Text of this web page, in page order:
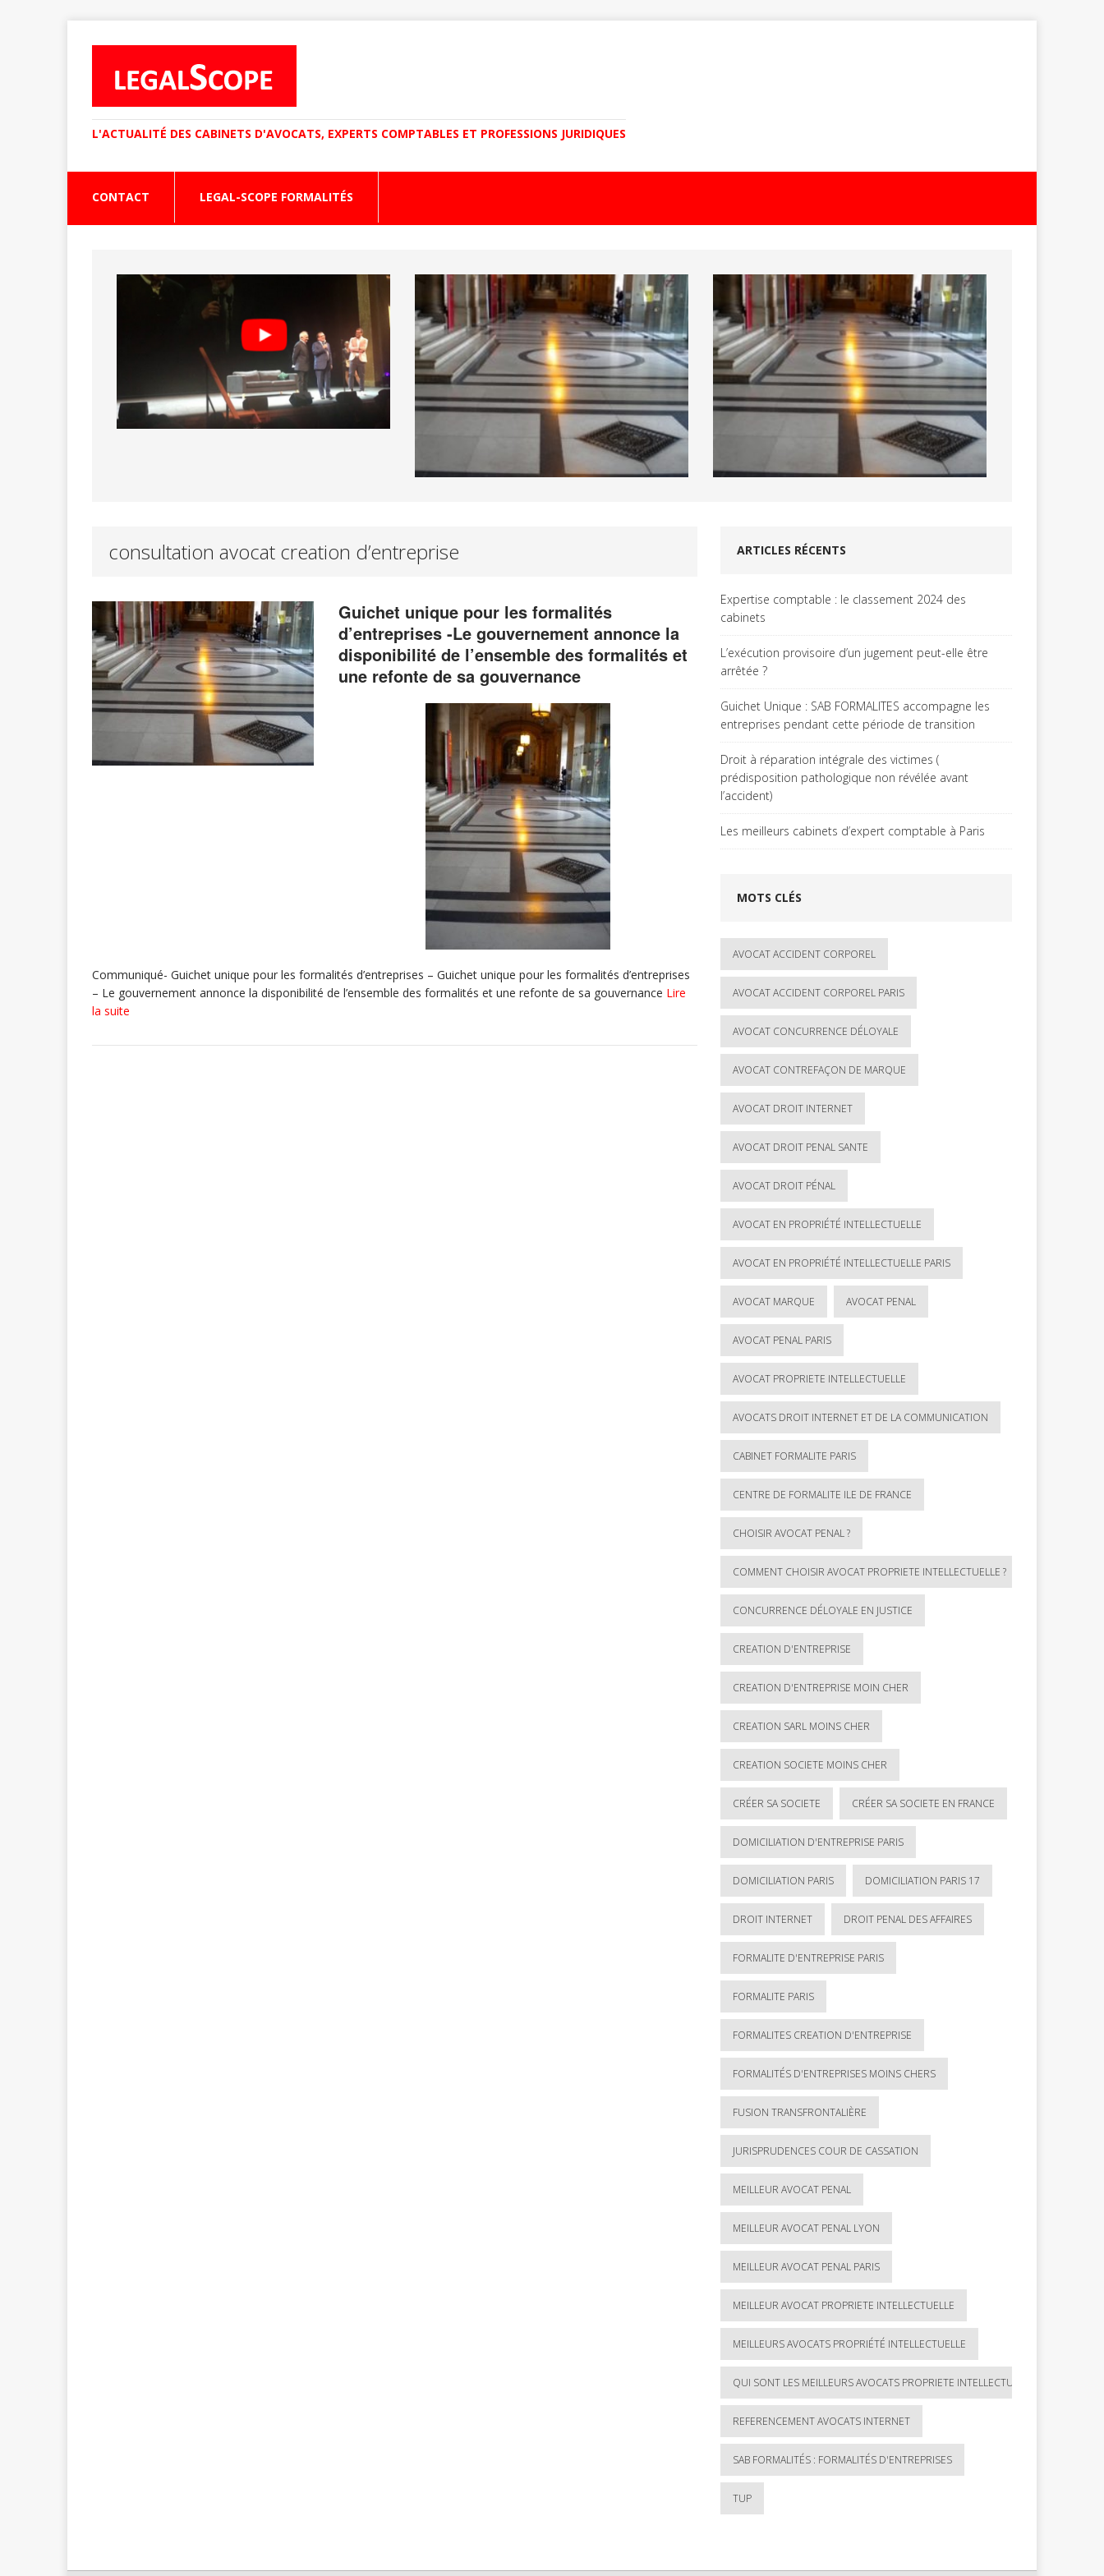
L'ACTUALITÉ DES CABINETS D'AVOCATS, EXPERTS COMPTABLES ET PROFESSIONS JURIDIQUES
CONTACT LEGAL-SCOPE FORMALITÉS
consultation avocat creation d’entreprise
Guichet unique pour les formalités
d’entreprises -Le gouvernement annonce la
disponibilité de l’ensemble des formalités et
une refonte de sa gouvernance
Communiqué- Guichet unique pour les formalités d’entreprises – Guichet unique pour les formalités d’entreprises
– Le gouvernement annonce la disponibilité de l’ensemble des formalités et une refonte de sa gouvernance Lire
la suite
ARTICLES RÉCENTS
Expertise comptable : le classement 2024 des
cabinets
L’exécution provisoire d’un jugement peut-elle être
arrêtée ?
Guichet Unique : SAB FORMALITES accompagne les
entreprises pendant cette période de transition
Droit à réparation intégrale des victimes (
prédisposition pathologique non révélée avant
l’accident)
Les meilleurs cabinets d’expert comptable à Paris
MOTS CLÉS
AVOCAT ACCIDENT CORPOREL
AVOCAT ACCIDENT CORPOREL PARIS
AVOCAT CONCURRENCE DÉLOYALE
AVOCAT CONTREFAÇON DE MARQUE
AVOCAT DROIT INTERNET
AVOCAT DROIT PENAL SANTE
AVOCAT DROIT PÉNAL
AVOCAT EN PROPRIÉTÉ INTELLECTUELLE
AVOCAT EN PROPRIÉTÉ INTELLECTUELLE PARIS
AVOCAT MARQUE AVOCAT PENAL
AVOCAT PENAL PARIS
AVOCAT PROPRIETE INTELLECTUELLE
AVOCATS DROIT INTERNET ET DE LA COMMUNICATION
CABINET FORMALITE PARIS
CENTRE DE FORMALITE ILE DE FRANCE
CHOISIR AVOCAT PENAL ?
COMMENT CHOISIR AVOCAT PROPRIETE INTELLECTUELLE ?
CONCURRENCE DÉLOYALE EN JUSTICE
CREATION D'ENTREPRISE
CREATION D'ENTREPRISE MOIN CHER
CREATION SARL MOINS CHER
CREATION SOCIETE MOINS CHER
CRÉER SA SOCIETE CRÉER SA SOCIETE EN FRANCE
DOMICILIATION D'ENTREPRISE PARIS
DOMICILIATION PARIS DOMICILIATION PARIS 17
DROIT INTERNET DROIT PENAL DES AFFAIRES
FORMALITE D'ENTREPRISE PARIS
FORMALITE PARIS
FORMALITES CREATION D'ENTREPRISE
FORMALITÉS D'ENTREPRISES MOINS CHERS
FUSION TRANSFRONTALIÈRE
JURISPRUDENCES COUR DE CASSATION
MEILLEUR AVOCAT PENAL
MEILLEUR AVOCAT PENAL LYON
MEILLEUR AVOCAT PENAL PARIS
MEILLEUR AVOCAT PROPRIETE INTELLECTUELLE
MEILLEURS AVOCATS PROPRIÉTÉ INTELLECTUELLE
QUI SONT LES MEILLEURS AVOCATS PROPRIETE INTELLECTUELLE ?
REFERENCEMENT AVOCATS INTERNET
SAB FORMALITÉS : FORMALITÉS D'ENTREPRISES
TUP